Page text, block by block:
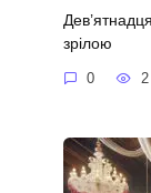
зрілою
0 2